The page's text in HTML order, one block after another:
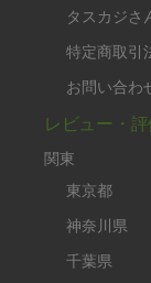
タスカジさ
特定商取引
お問い合わ
レビュー・
関東
東京都
神奈川県
千葉県